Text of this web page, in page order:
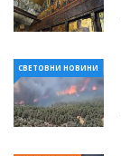
СВЕТОВНИ НОВИНИ